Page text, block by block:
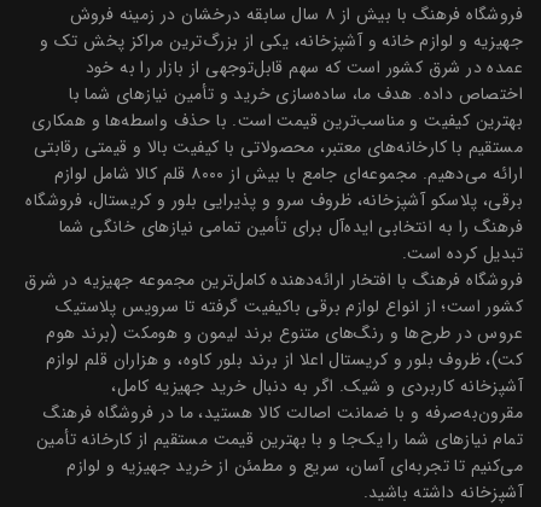
فروشگاه فرهنگ با بیش از ۸ سال سابقه درخشان در زمینه فروش
جهیزیه و لوازم خانه و آشپزخانه، یکی از بزرگ‌ترین مراکز پخش تک و
عمده در شرق کشور است که سهم قابل‌توجهی از بازار را به خود
اختصاص داده. هدف ما، ساده‌سازی خرید و تأمین نیازهای شما با
بهترین کیفیت و مناسب‌ترین قیمت است. با حذف واسطه‌ها و همکاری
مستقیم با کارخانه‌های معتبر، محصولاتی با کیفیت بالا و قیمتی رقابتی
ارائه می‌دهیم. مجموعه‌ای جامع با بیش از ۸۰۰۰ قلم کالا شامل لوازم
برقی، پلاسکو آشپزخانه، ظروف سرو و پذیرایی بلور و کریستال، فروشگاه
فرهنگ را به انتخابی ایده‌آل برای تأمین تمامی نیازهای خانگی شما
تبدیل کرده است.
فروشگاه فرهنگ با افتخار ارائه‌دهنده کامل‌ترین مجموعه جهیزیه در شرق
کشور است؛ از انواع لوازم برقی باکیفیت گرفته تا سرویس پلاستیک
عروس در طرح‌ها و رنگ‌های متنوع برند لیمون و هومکت (برند هوم
کت)، ظروف بلور و کریستال اعلا از برند بلور کاوه، و هزاران قلم لوازم
آشپزخانه کاربردی و شیک. اگر به دنبال خرید جهیزیه کامل،
مقرون‌به‌صرفه و با ضمانت اصالت کالا هستید، ما در فروشگاه فرهنگ
تمام نیازهای شما را یک‌جا و با بهترین قیمت مستقیم از کارخانه تأمین
می‌کنیم تا تجربه‌ای آسان، سریع و مطمئن از خرید جهیزیه و لوازم
آشپزخانه داشته باشید.